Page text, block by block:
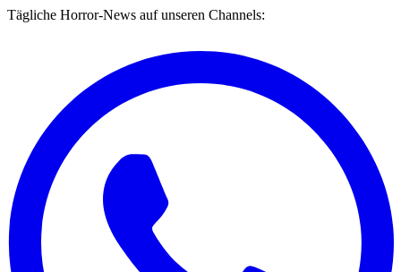
Tägliche Horror-News auf unseren Channels: